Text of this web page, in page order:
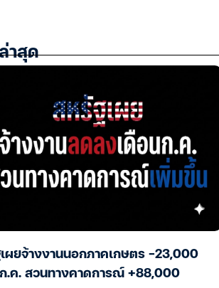
าสุด
ผยจ้างงานนอกภาคเกษตร -23,000
.ค. สวนทางคาดการณ์ +88,000